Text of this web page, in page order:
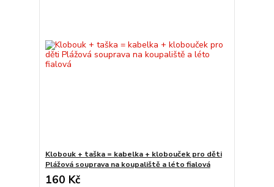
Klobouk + taška = kabelka + klobouček pro děti
Plážová souprava na koupaliště a léto fialová
160 Kč